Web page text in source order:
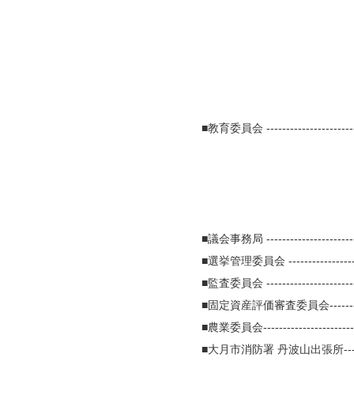
■教育委員会
■議会事務局
■選挙管理委員会
■監査委員会
■固定資産評価審査委員会
■農業委員会
■大月市消防署 丹波山出張所